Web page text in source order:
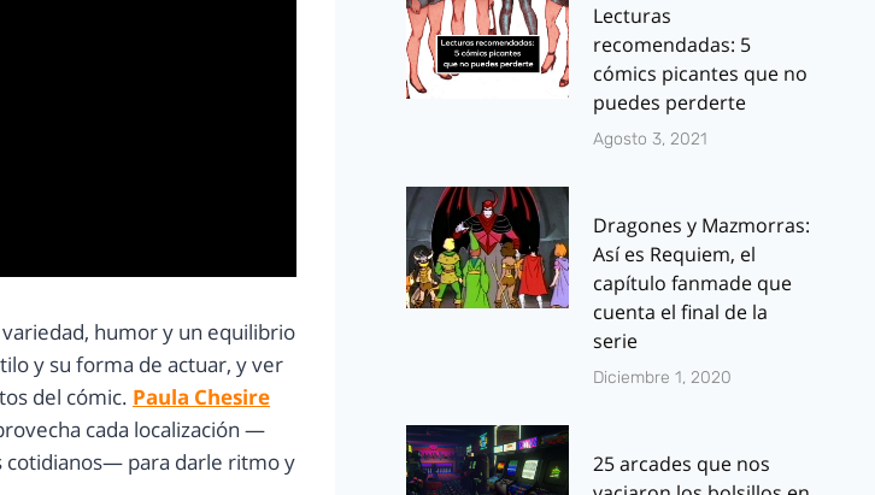
humor y un equilibrio
y su forma de actuar, y ver
del cómic. Paula Chesire
cada localización —
cotidianos— para darle ritmo y
Lecturas
recomendadas: 5
cómics picantes que no
puedes perderte
Agosto 3, 2021
Dragones y Mazmorras:
Así es Requiem, el
capítulo fanmade que
cuenta el final de la
serie
Diciembre 1, 2020
25 arcades que nos